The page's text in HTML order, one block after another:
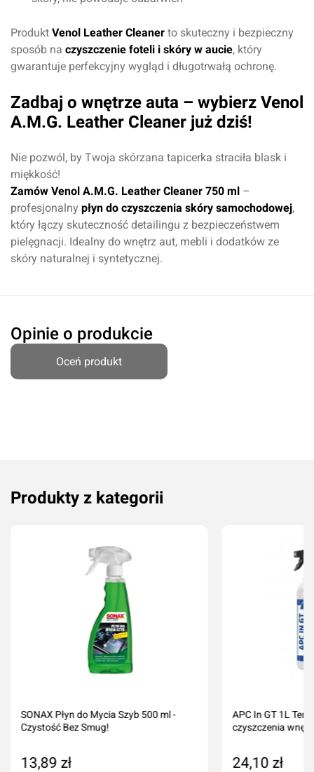
Produkt Venol Leather Cleaner to skuteczny i bezpieczny
sposób na czyszczenie foteli i skóry w aucie, który
gwarantuje perfekcyjny wygląd i długotrwałą ochronę.
Zadbaj o wnętrze auta – wybierz Venol
A.M.G. Leather Cleaner już dziś!
Nie pozwól, by Twoja skórzana tapicerka straciła blask i
miękkość!
Zamów Venol A.M.G. Leather Cleaner 750 ml –
profesjonalny płyn do czyszczenia skóry samochodowej,
który łączy skuteczność detailingu z bezpieczeństwem
pielęgnacji. Idealny do wnętrz aut, mebli i dodatków ze
skóry naturalnej i syntetycznej.
Opinie o produkcie
Oceń produkt
Produkty z kategorii
SONAX Płyn do Mycia Szyb 500 ml -
Czystość Bez Smug!
13,89 zł
APC In GT 1L
czyszczenia
24,10 zł